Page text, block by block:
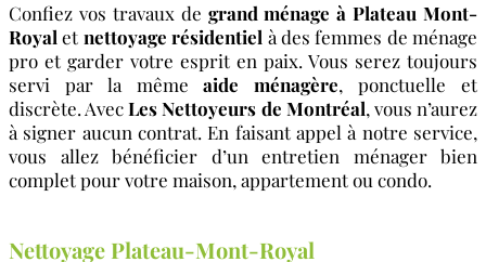
Confiez vos travaux de grand ménage à Plateau Mont-
Royal et nettoyage résidentiel à des femmes de ménage
pro et garder votre esprit en paix. Vous serez toujours
servi par la mêmeaide ménagère, ponctuelle et
discrète. AvecLes Nettoyeurs de Montréal, vous n’aurez
à signer aucun contrat. En faisant appel à notre service,
vous allez bénéficier d’un entretien ménager bien
complet pour votre maison, appartement ou condo.
Nettoyage Plateau-Mont-Royal